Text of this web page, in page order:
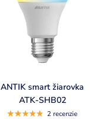
ANTIK smart žiarovka
ATK-SHB02
2 recenzie